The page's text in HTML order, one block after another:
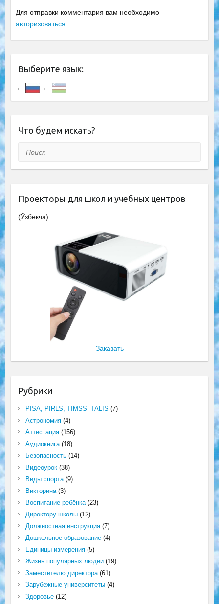
Для отправки комментария вам необходимо
авторизоваться.
Выберите язык:
Что будем искать?
Поиск
Проекторы для школ и учебных центров
(Ўзбекча)
Заказать
Рубрики
PISA, PIRLS, TIMSS, TALIS (7)
Астрономия(4)
Аттестация(156)
Аудиокнига(18)
Безопасность(14)
Видеоурок(38)
Виды спорта(9)
Викторина(3)
Воспитание ребёнка(23)
Директору школы(12)
Должностная инструкция(7)
Дошкольное образование(4)
Единицы измерения(5)
Жизнь популярных людей(19)
Заместителю директора(61)
Зарубежные университеты(4)
Здоровье(12)